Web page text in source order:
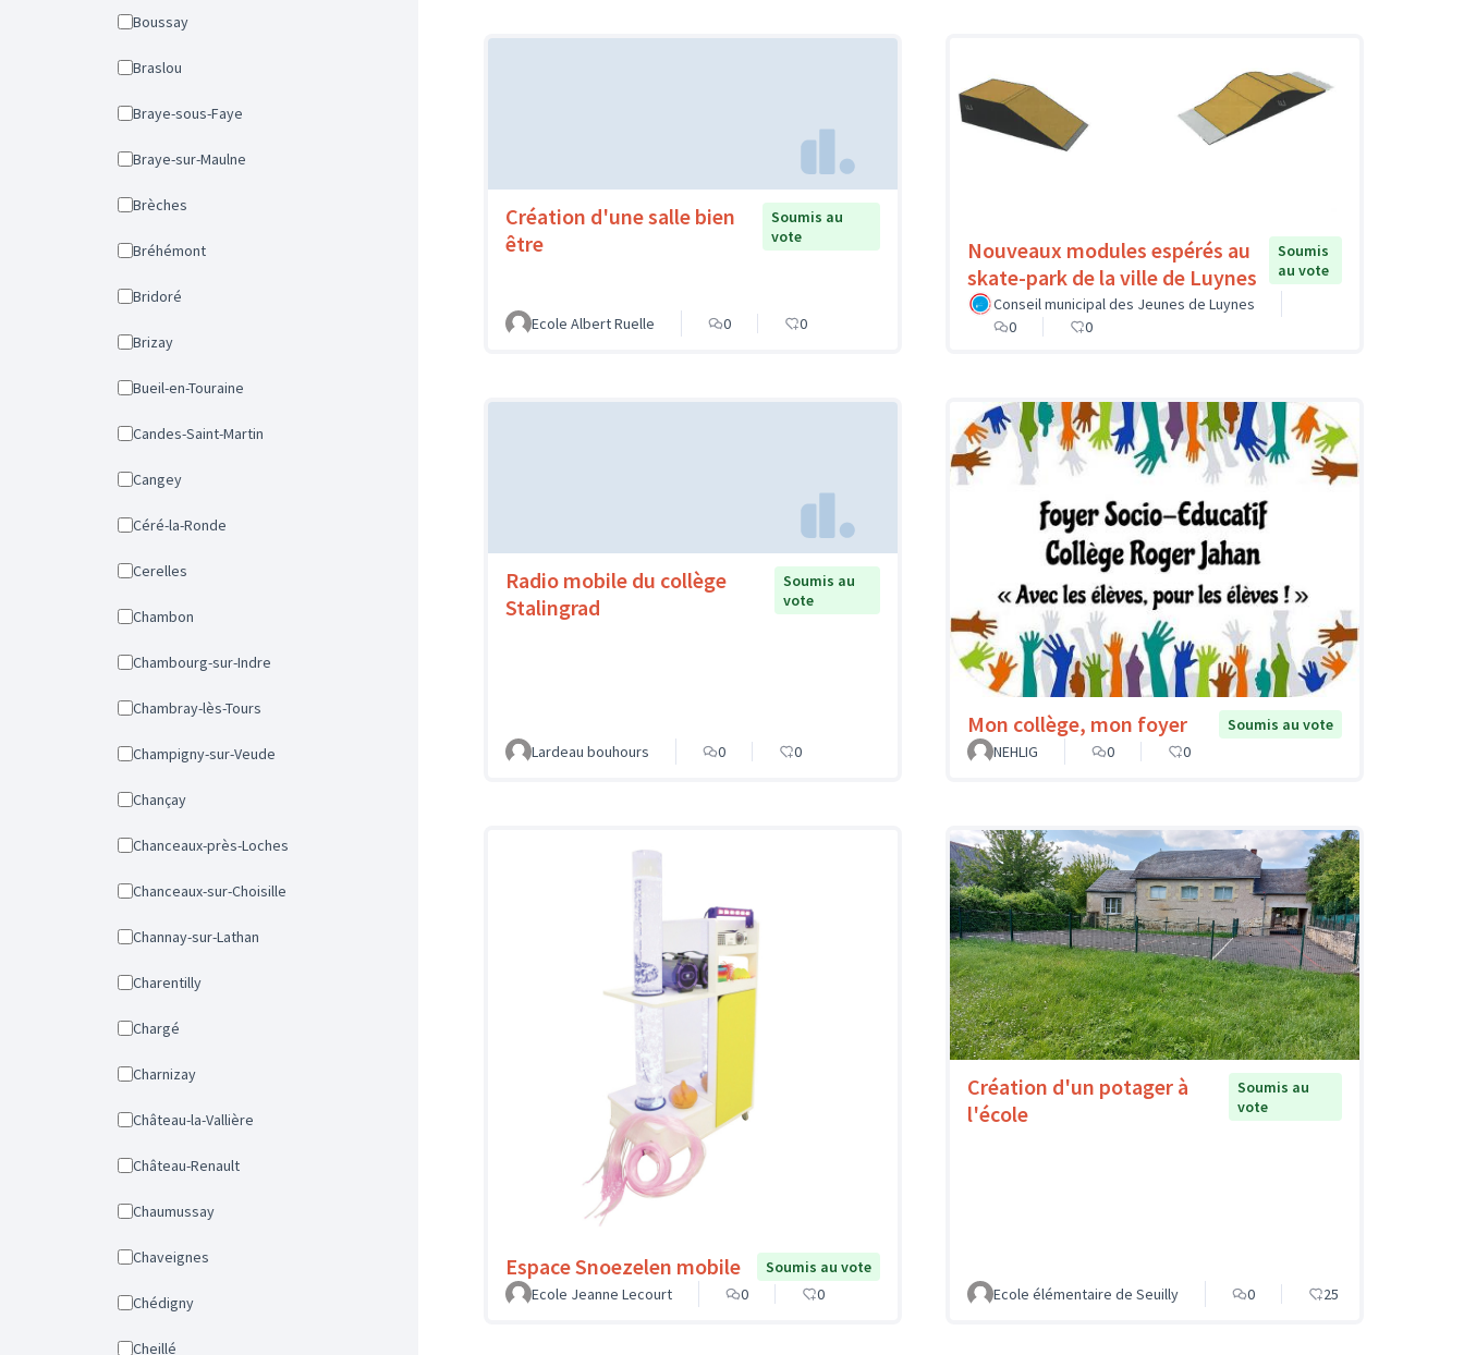
Boussay
Braslou
Braye-sous-Faye
Braye-sur-Maulne
Brèches
Bréhémont
Bridoré
Brizay
Bueil-en-Touraine
Candes-Saint-Martin
Cangey
Céré-la-Ronde
Cerelles
Chambon
Chambourg-sur-Indre
Chambray-lès-Tours
Champigny-sur-Veude
Chançay
Chanceaux-près-Loches
Chanceaux-sur-Choisille
Channay-sur-Lathan
Charentilly
Chargé
Charnizay
Château-la-Vallière
Château-Renault
Chaumussay
Chaveignes
Chédigny
Cheillé
Création d'une salle bien
être
Soumis au
vote
Ecole Albert Ruelle 0 0
Nouveaux modules espérés au
skate-park de la ville de Luynes
Soumis
au vote
Conseil municipal des Jeunes de Luynes
0
0
Radio mobile du collège
Stalingrad
Soumis au
vote
Lardeau bouhours 0 0
Mon collège, mon foyer
Soumis au vote
NEHLIG
0 0
Espace Snoezelen mobile
Soumis au vote
Ecole Jeanne Lecourt
0 0
Création d'un potager à
l'école
Soumis au
vote
Ecole élémentaire de Seuilly 0 25